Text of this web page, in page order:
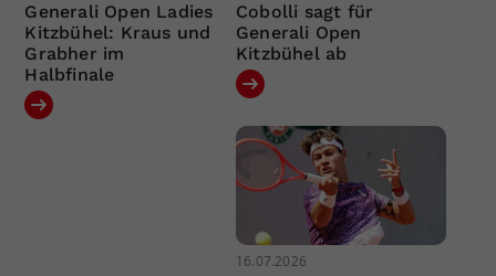
Generali Open Ladies
Kitzbühel: Kraus und
Grabher im
Halbfinale
Cobolli sagt für
Generali Open
Kitzbühel ab
16.07.2026